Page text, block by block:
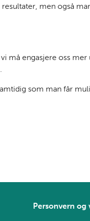
men også
engasjere oss
som man får
Personvern og